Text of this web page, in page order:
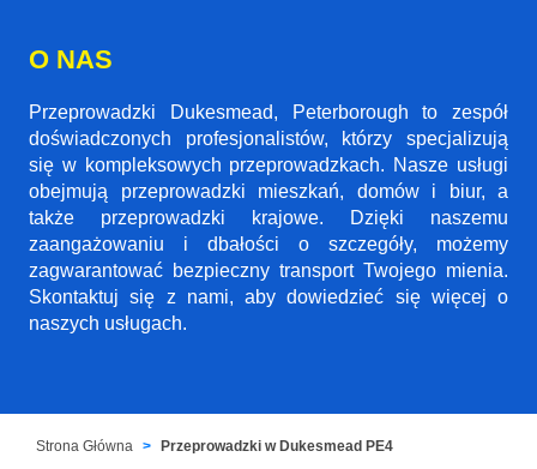
O NAS
Przeprowadzki Dukesmead, Peterborough to zespół
doświadczonych profesjonalistów, którzy specjalizują
się w kompleksowych przeprowadzkach. Nasze usługi
obejmują przeprowadzki mieszkań, domów i biur, a
także przeprowadzki krajowe. Dzięki naszemu
zaangażowaniu i dbałości o szczegóły, możemy
zagwarantować bezpieczny transport Twojego mienia.
Skontaktuj się z nami, aby dowiedzieć się więcej o
naszych usługach.
Strona Główna Przeprowadzki w Dukesmead PE4